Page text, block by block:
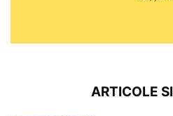
ARTICOLE